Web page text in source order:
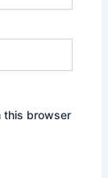
this browser